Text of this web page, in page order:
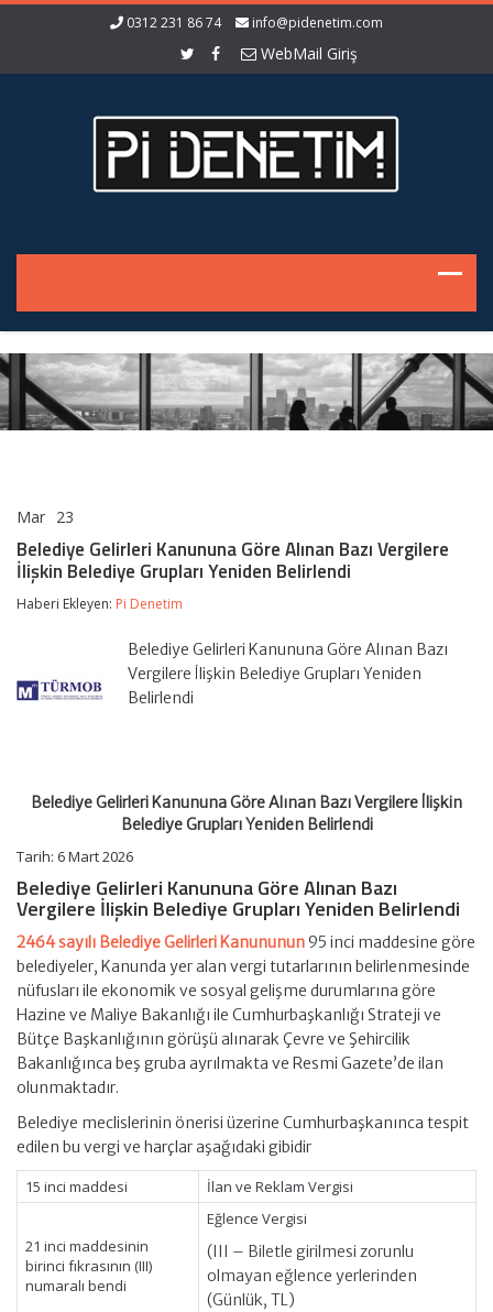
0312 231 86 74 info@pidenetim.com
WebMail Giriş
Mar 23
Kanununa
Göre
Bazı
İlişkin
Belediye
Grupları
Yeniden
Belediye Gelirleri Kanununa Göre Alınan Bazı Vergilere
İlişkin Belediye Grupları Yeniden Belirlendi
Haberi Ekleyen: Pi Denetim
Belediye Gelirleri Kanununa Göre Alınan Bazı
Vergilere İlişkin Belediye Grupları Yeniden
Belirlendi
Belediye Gelirleri Kanununa Göre Alınan Bazı Vergilere İlişkin
Belediye Grupları Yeniden Belirlendi
Tarih: 6 Mart 2026
Belediye Gelirleri Kanununa Göre Alınan Bazı
Vergilere İlişkin Belediye Grupları Yeniden Belirlendi
2464 sayılı Belediye Gelirleri Kanununun95 inci maddesine göre
belediyeler, Kanunda yer alan vergi tutarlarının belirlenmesinde
nüfusları ile ekonomik ve sosyal gelişme durumlarına göre
Hazine ve Maliye Bakanlığı ile Cumhurbaşkanlığı Strateji ve
Bütçe Başkanlığının görüşü alınarak Çevre ve Şehircilik
Bakanlığınca beş gruba ayrılmakta ve Resmi Gazete’de ilan
olunmaktadır.
Belediye meclislerinin önerisi üzerine Cumhurbaşkanınca tespit
edilen bu vergi ve harçlar aşağıdaki gibidir
15 inci maddesi
İlan ve Reklam Vergisi
21 inci maddesinin
birinci fıkrasının (III)
numaralı bendi
Eğlence Vergisi
(III – Biletle girilmesi zorunlu
olmayan eğlence yerlerinden
(Günlük, TL)